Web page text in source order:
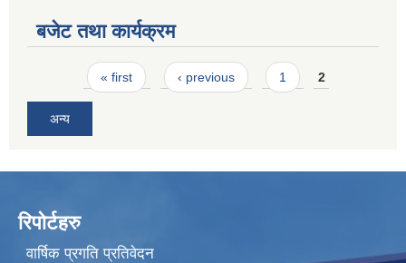
बजेट तथा कार्यक्रम
Pages« first ‹ previous 1 2
अन्य
रिपोर्टहरु
वार्षिक प्रगति प्रतिवेदन